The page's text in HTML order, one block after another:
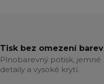
Tisk bez omezení barev
Plnobarevný potisk, jemné
detaily a vysoké krytí.